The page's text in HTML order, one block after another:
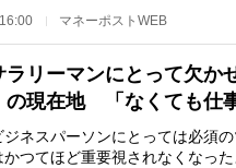
淳一郎氏（51…
マネーポストWEB
ラリーマンにとって欠か
の現在地 「なくても仕
ネスパーソンにとっては必須
つてほど重要視されなくなっ